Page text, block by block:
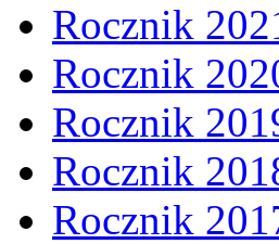
Rocznik
Rocznik
Rocznik
Rocznik
Rocznik